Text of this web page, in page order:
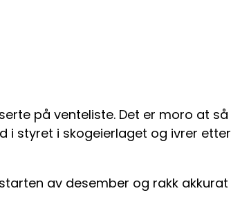
på venteliste. Det er moro at så
i styret i skogeierlaget og ivrer etter
av desember og rakk akkurat